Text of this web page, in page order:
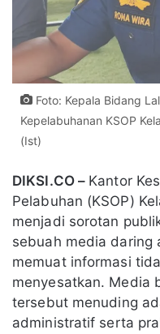
Foto: Kepala Bidang
Kepelabuhanan KSOP
(Ist)
DIKSI.CO – Kantor
Pelabuhan (KSOP)
menjadi sorotan
sebuah media daring
memuat informasi
menyesatkan. Media
tersebut menuding
administratif serta